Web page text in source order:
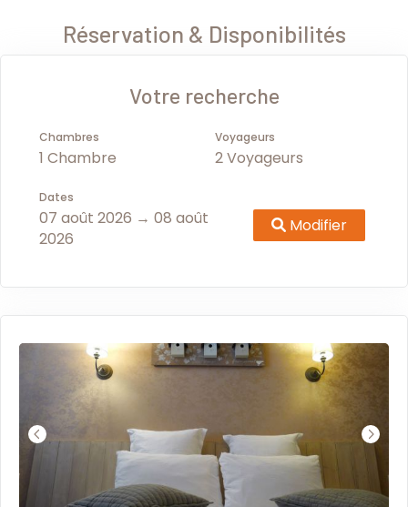
Réservation & Disponibilités
Votre recherche
Chambres
1 Chambre
Voyageurs
2 Voyageurs
Dates
07 août 2026 → 08 août
2026
Modifier
Ayant l’habitude d’aller dans
différents hotels, j’ai trouvé celui ci
confortable et très beau. Personnel
chambre spacieuse, franchement
je n’ai rien n’a redire !